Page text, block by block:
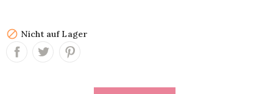
 Nicht auf Lager